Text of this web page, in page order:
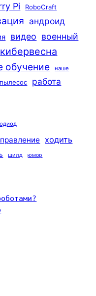
Pi RoboCraft
андроид
видео военный
кибервесна
обучение наше
пылесос работа
ходить
шилд юмор